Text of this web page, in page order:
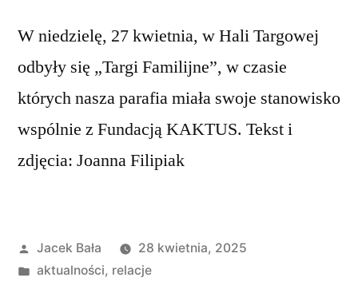
W niedzielę, 27 kwietnia, w Hali Targowej
odbyły się „Targi Familijne”, w czasie
których nasza parafia miała swoje stanowisko
wspólnie z Fundacją KAKTUS. Tekst i
zdjęcia: Joanna Filipiak
Opublikowane
przez
Jacek Bała
28 kwietnia, 2025
Opublikowano
aktualności, relacje